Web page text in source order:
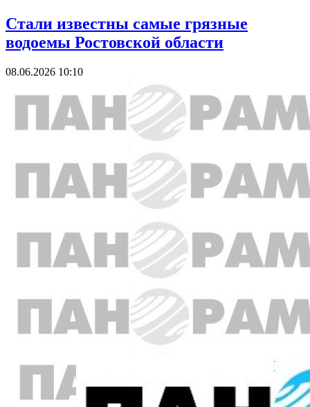
Стали известны самые грязные
водоемы Ростовской области
08.06.2026 10:10